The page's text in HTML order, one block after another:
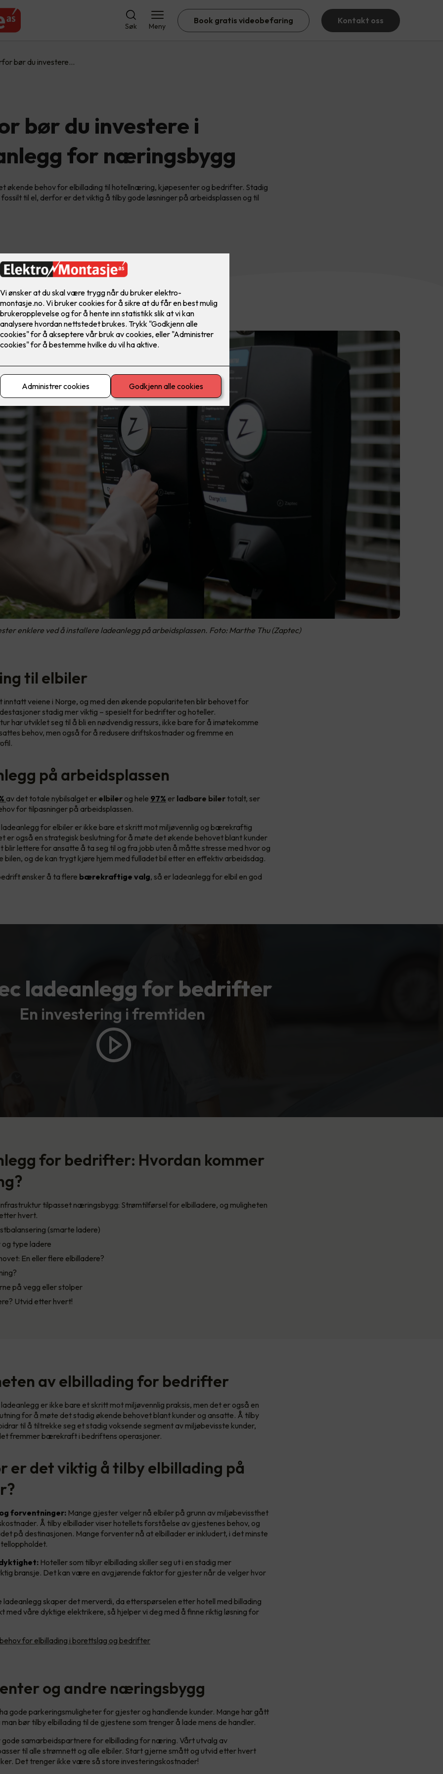
Søk Meny
Book gratis videobefaring Kontakt oss
bør du investere…
bør du investere i
for næringsbygg
økende behov for elbillading til hotellnæring, kjøpesenter og bedrifter. Stadig
til el, derfor er det viktig å tilby gode løsninger på arbeidsplassen og til
enklere ved å installere ladeanlegg på arbeidsplassen. Foto: Marthe Thu (Zaptec)
til elbiler
inntatt veiene i Norge, og med den økende populariteten blir behovet for
stadig mer viktig – spesielt for bedrifter og hoteller.
har utviklet seg til å bli en nødvendig ressurs, ikke bare for å imøtekomme
behov, men også for å redusere driftskostnader og fremme en
på arbeidsplassen
av det totale nybilsalget er elbiler og hele 97% er ladbare biler totalt, ser
for tilpasninger på arbeidsplassen.
for elbiler er ikke bare et skritt mot miljøvennlig og bærekraftig
er også en strategisk beslutning for å møte det økende behovet blant kunder
blir lettere for ansatte å ta seg til og fra jobb uten å måtte stresse med hvor og
bilen, og de kan trygt kjøre hjem med fulladet bil etter en effektiv arbeidsdag.
ønsker å ta flere bærekraftige valg, så er ladeanlegg for elbil en god
ladeanlegg for bedrifter
En investering i fremtiden
for bedrifter: Hvordan kommer
tilpasset næringsbygg: Strømtilførsel for elbilladere, og muligheten
hvert.
(smarte ladere)
type ladere
En eller flere elbilladere?
på vegg eller stolper
Utvid etter hvert!
av elbillading for bedrifter
er ikke bare et skritt mot miljøvennlig praksis, men det er også en
for å møte det stadig økende behovet blant kunder og ansatte. Å tilby
til å tiltrekke seg et stadig voksende segment av miljøbevisste kunder,
fremmer bærekraft i bedriftens operasjoner.
er det viktig å tilby elbillading på
forventninger: Mange gjester velger nå elbiler på grunn av miljøbevissthet
Å tilby elbillader viser hotellets forståelse av gjestenes behov, og
på destinasjonen. Mange forventer nå at elbillader er inkludert, i det minste
Hoteller som tilbyr elbillading skiller seg ut i en stadig mer
bransje. Det kan være en avgjørende faktor for gjester når de velger hvor
ladeanlegg skaper det merverdi, da etterspørselen etter hotell med billading
med våre dyktige elektrikere, så hjelper vi deg med å finne riktig løsning for
for elbillading i borettslag og bedrifter
og andre næringsbygg
gode parkeringsmuligheter for gjester og handlende kunder. Mange har gått
bør tilby elbillading til de gjestene som trenger å lade mens de handler.
gode samarbeidspartnere for elbillading for næring. Vårt utvalg av
til alle strømnett og alle elbiler. Start gjerne smått og utvid etter hvert
Det trenger ikke være så store investeringskostnader!